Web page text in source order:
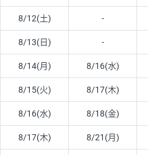
8/12(土) -
8/13(日) -
8/14(月) 8/16(水)
8/15(火) 8/17(木)
8/16(水) 8/18(金)
8/17(木) 8/21(月)